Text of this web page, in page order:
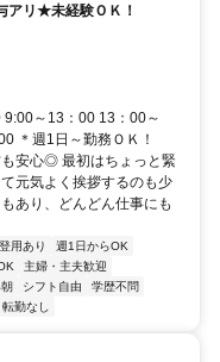
リ★未経験ＯＫ！
～13：00 13：00～
＊週1日～勤務ＯＫ！
安心◎ 最初はちょっと緊
元気よく挨拶するのも少
あり、どんどん仕事にも
用あり
週1日からOK
主婦・主夫歓迎
シフト自由
学歴不問
転勤なし